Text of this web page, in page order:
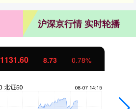
沪深京行情 实时轮播
1131.60 8.73 0.78%